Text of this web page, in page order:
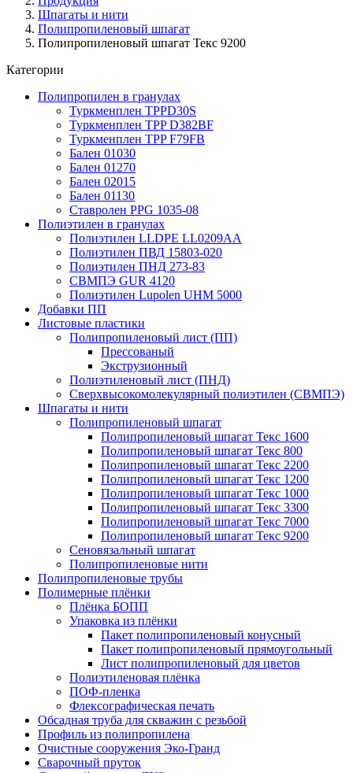
Шпагаты и нити
Полипропиленовый шпагат
Полипропиленовый шпагат Текс 9200
Категории
Полипропилен в гранулах
Туркменплен TPPD30S
Туркменплен TPP D382BF
Туркменплен TPP F79FB
Бален 01030
Бален 01270
Бален 02015
Бален 01130
Ставролен PPG 1035-08
Полиэтилен в гранулах
Полиэтилен LLDPE LL0209AA
Полиэтилен ПВД 15803-020
Полиэтилен ПНД 273-83
СВМПЭ GUR 4120
Полиэтилен Lupolen UHM 5000
Добавки ПП
Листовые пластики
Полипропиленовый лист (ПП)
Прессованый
Экструзионный
Полиэтиленовый лист (ПНД)
Сверхвысокомолекулярный полиэтилен (СВМПЭ)
Шпагаты и нити
Полипропиленовый шпагат
Полипропиленовый шпагат Текс 1600
Полипропиленовый шпагат Текс 800
Полипропиленовый шпагат Текс 2200
Полипропиленовый шпагат Текс 1200
Полипропиленовый шпагат Текс 1000
Полипропиленовый шпагат Текс 3300
Полипропиленовый шпагат Текс 7000
Полипропиленовый шпагат Текс 9200
Сеновязальный шпагат
Полипропиленовые нити
Полипропиленовые трубы
Полимерные плёнки
Плёнка БОПП
Упаковка из плёнки
Пакет полипропиленовый конусный
Пакет полипропиленовый прямоугольный
Лист полипропиленовый для цветов
Полиэтиленовая плёнка
ПОФ-пленка
Флексографическая печать
Обсадная труба для скважин с резьбой
Профиль из полипропилена
Очистные сооружения Эко-Гранд
Сварочный пруток